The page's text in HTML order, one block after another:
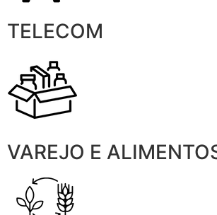
TELECOM
VAREJO E